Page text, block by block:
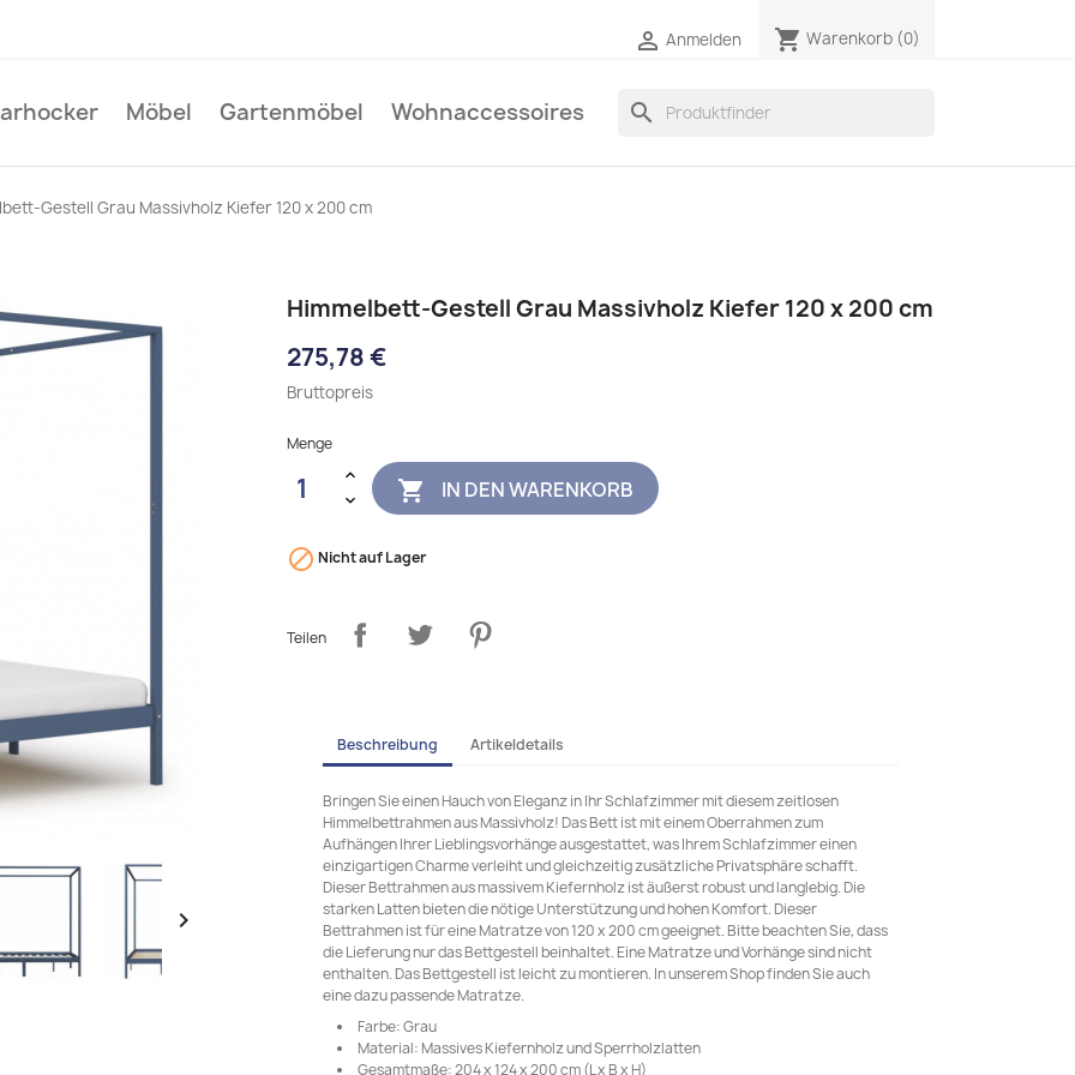
 Anmelden shopping_cart Warenkorb (0)
Möbel Gartenmöbel Wohnaccessoires search
Gestell Grau Massivholz Kiefer 120 x 200 cm

Himmelbett-Gestell Grau Massivholz Kiefer 120 x 200 cm
275,78 €
Bruttopreis
Menge
 IN DEN WARENKORB
 Nicht auf Lager
Teilen
Beschreibung Artikeldetails
Bringen Sie einen Hauch von Eleganz in Ihr Schlafzimmer mit diesem zeitlosen
Himmelbettrahmen aus Massivholz! Das Bett ist mit einem Oberrahmen zum
Aufhängen Ihrer Lieblingsvorhänge ausgestattet, was Ihrem Schlafzimmer einen
einzigartigen Charme verleiht und gleichzeitig zusätzliche Privatsphäre schafft.
Dieser Bettrahmen aus massivem Kiefernholz ist äußerst robust und langlebig. Die
starken Latten bieten die nötige Unterstützung und hohen Komfort. Dieser
Bettrahmen ist für eine Matratze von 120 x 200 cm geeignet. Bitte beachten Sie, dass
die Lieferung nur das Bettgestell beinhaltet. Eine Matratze und Vorhänge sind nicht
enthalten. Das Bettgestell ist leicht zu montieren. In unserem Shop finden Sie auch
eine dazu passende Matratze.
Farbe: Grau
Material: Massives Kiefernholz und Sperrholzlatten
Gesamtmaße: 204 x 124 x 200 cm (L x B x H)